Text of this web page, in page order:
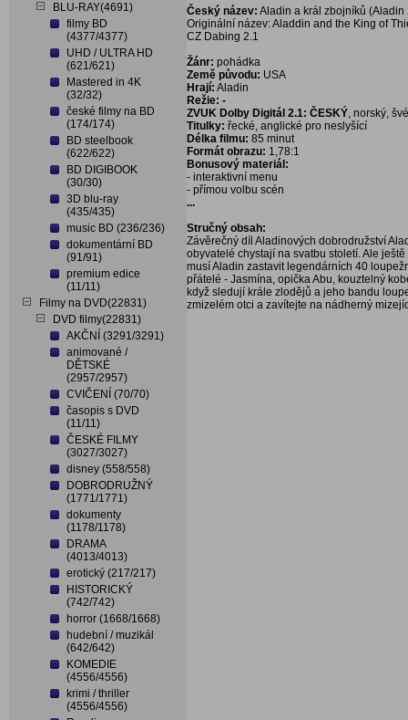
BLU-RAY(4691)
filmy BD
(4377/4377)
UHD / ULTRA HD
(621/621)
Mastered in 4K
(32/32)
české filmy na BD
(174/174)
BD steelbook
(622/622)
BD DIGIBOOK
(30/30)
3D blu-ray
(435/435)
music BD (236/236)
dokumentární BD
(91/91)
premium edice
(11/11)
Filmy na DVD(22831)
DVD filmy(22831)
AKČNÍ (3291/3291)
animované /
DĚTSKÉ
(2957/2957)
CVIČENÍ (70/70)
časopis s DVD
(11/11)
ČESKÉ FILMY
(3027/3027)
disney (558/558)
DOBRODRUŽNÝ
(1771/1771)
dokumenty
(1178/1178)
DRAMA
(4013/4013)
erotický (217/217)
HISTORICKÝ
(742/742)
horror (1668/1668)
hudební / muzikál
(642/642)
KOMEDIE
(4556/4556)
krimi / thriller
(4556/4556)
Český název: Aladin a král zbojníků (Aladin
Originální název: Aladdin and the King of
CZ Dabing 2.1
Žánr: pohádka
Země původu: USA
Hrají: Aladin
Režie: -
ZVUK Dolby Digitál 2.1: ČESKÝ, norský,
Titulky: řecké, anglické pro neslyšící
Délka filmu: 85 minut
Formát obrazu: 1,78:1
Bonusový materiál:
- interaktivní menu
- přímou volbu scén
...
Stručný obsah:
Závěrečný díl Aladinových dobrodružství
obyvatelé chystají na svatbu století. Ale
musí Aladin zastavit legendárních 40
přátelé - Jasmína, opička Abu, kouztelný
když sledují krále zlodějů a jeho bandu
zmizelém otci a zavítejte na nádherný